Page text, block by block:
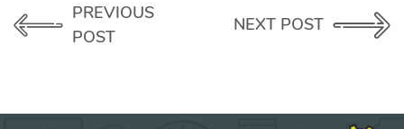
PREVIOUS
POST
NEXT POST